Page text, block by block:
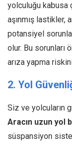
yolculuğu kabusa
aşınmış lastikler,
potansiyel
olur. Bu sorunları
arıza yapma
2. Yol
Siz ve yolcuların
Aracın uzun yol
süspansiyon